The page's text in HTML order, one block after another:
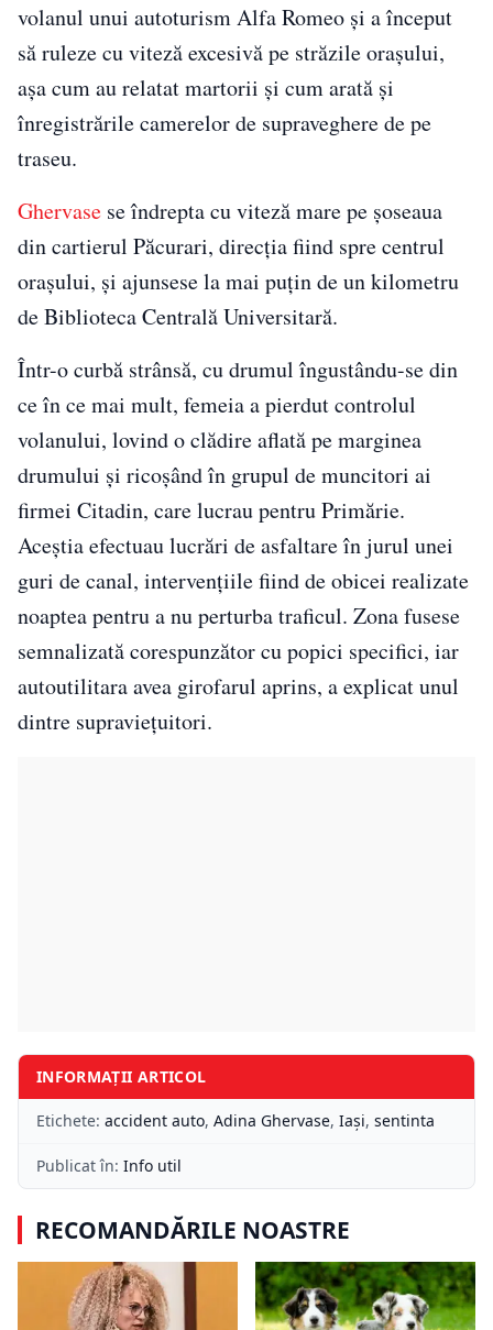
volanul unui autoturism Alfa Romeo și a început
să ruleze cu viteză excesivă pe străzile orașului,
așa cum au relatat martorii și cum arată și
înregistrările camerelor de supraveghere de pe
traseu.
Ghervase se îndrepta cu viteză mare pe șoseaua
din cartierul Păcurari, direcția fiind spre centrul
orașului, și ajunsese la mai puțin de un kilometru
de Biblioteca Centrală Universitară.
Într-o curbă strânsă, cu drumul îngustându-se din
ce în ce mai mult, femeia a pierdut controlul
volanului, lovind o clădire aflată pe marginea
drumului și ricoșând în grupul de muncitori ai
firmei Citadin, care lucrau pentru Primărie.
Aceștia efectuau lucrări de asfaltare în jurul unei
guri de canal, intervențiile fiind de obicei realizate
noaptea pentru a nu perturba traficul. Zona fusese
semnalizată corespunzător cu popici specifici, iar
autoutilitara avea girofarul aprins, a explicat unul
dintre supraviețuitori.
INFORMAȚII ARTICOL
Etichete: accident auto, Adina Ghervase, Iași, sentinta
Publicat în: Info util
RECOMANDĂRILE NOASTRE